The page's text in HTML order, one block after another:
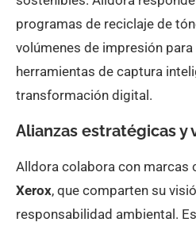
programas de reciclaje de
volúmenes de impresión
herramientas de captura
transformación digital.
Alianzas estratégicas y
Alldora colabora con marcas
Xerox, que comparten su
responsabilidad ambiental.